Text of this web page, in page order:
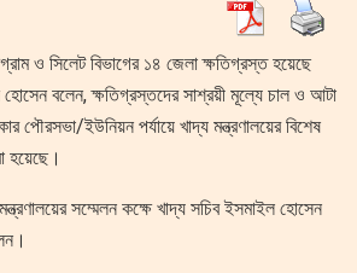
ও সিলেট বিভাগের ১৪ জেলা ক্ষতিগ্রস্ত হয়েছে
হোসেন বলেন, ক্ষতিগ্রস্তদের সাশ্রয়ী মূল্যে চাল ও আটা
পৌরসভা/ইউনিয়ন পর্যায়ে খাদ্য মন্ত্রণালয়ের বিশেষ
হয়েছে।
সম্মেলন কক্ষে খাদ্য সচিব ইসমাইল হোসেন